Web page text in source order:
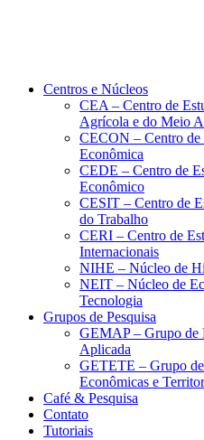
Centros e Núcleos
CEA – Centro de
Agrícola e do Meio
CECON – Centro de
Econômica
CEDE – Centro de
Econômico
CESIT – Centro de
do Trabalho
CERI – Centro de
Internacionais
NIHE – Núcleo de
NEIT – Núcleo de
Tecnologia
Grupos de Pesquisa
GEMAP – Grupo de
Aplicada
GETETE – Grupo
Econômicas e
Café & Pesquisa
Contato
Tutoriais